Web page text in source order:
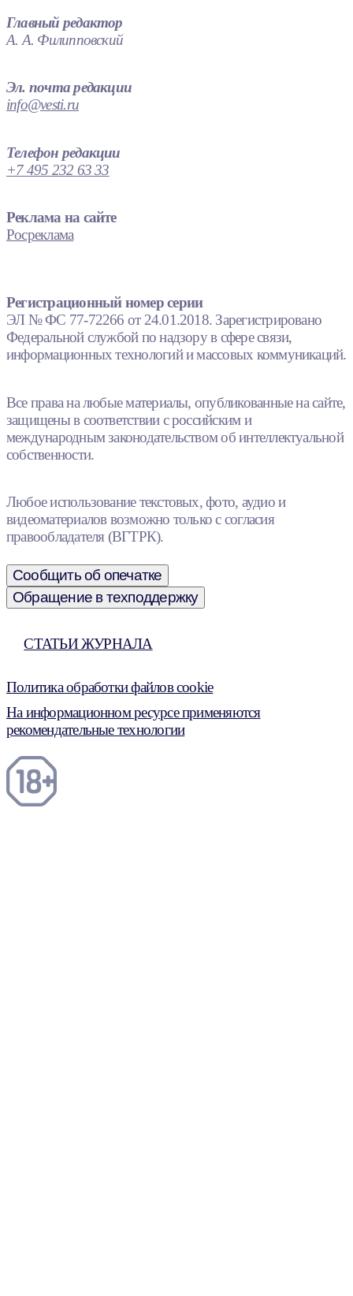
Главный редактор
А. А. Филипповский
Эл. почта редакции
info@vesti.ru
Телефон редакции
+7 495 232 63 33
Реклама на сайте
Росреклама
Регистрационный номер серии
ЭЛ № ФС 77-72266 от 24.01.2018. Зарегистрировано
Федеральной службой по надзору в сфере связи,
информационных технологий и массовых коммуникаций.
Все права на любые материалы, опубликованные на сайте,
защищены в соответствии с российским и
международным законодательством об интеллектуальной
собственности.
Любое использование текстовых, фото, аудио и
видеоматериалов возможно только с согласия
правообладателя (ВГТРК).
Сообщить об опечатке
Обращение в техподдержку
СТАТЬИ ЖУРНАЛА
Политика обработки файлов cookie
На информационном ресурсе применяются
рекомендательные технологии